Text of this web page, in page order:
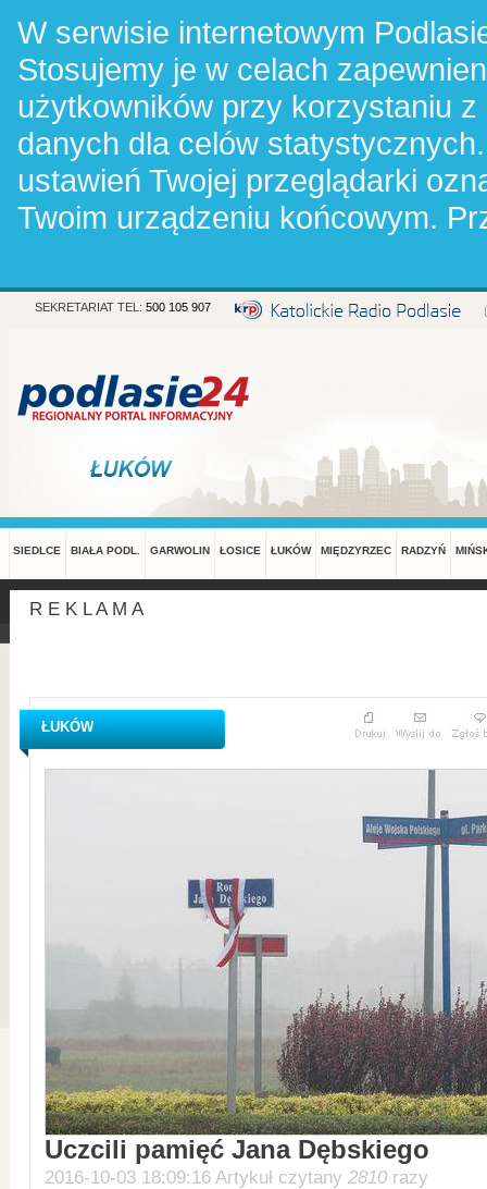
W serwisie internetowym
Stosujemy je w celach
użytkowników przy korzystaniu
danych dla celów
ustawień Twojej przeglądarki
Twoim urządzeniu końcowym.
SEKRETARIAT TEL: 500 105 907
SIEDLCE BIAŁA PODL. GARWOLIN ŁOSICE ŁUKÓW MIĘDZYRZEC RADZYŃ
R E K L A M A
ŁUKÓW
Uczcili pamięć Jana Dębskiego
2016-10-03 18:09:16 Artykuł czytany 2810 razy